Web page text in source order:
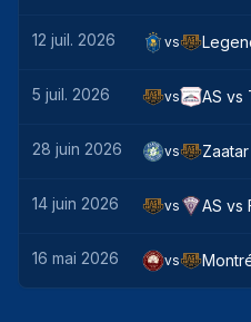
12 juil. 2026 vs
5 juil. 2026 vs AS vs
28 juin 2026 vs Zaatar
14 juin 2026 vs AS vs
16 mai 2026 vs